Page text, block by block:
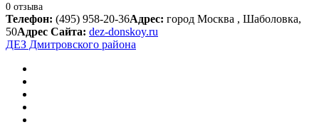
0 отзыва
Телефон: (495) 958-20-36Адрес: город Москва , Шаболовка,
50Адрес Сайта: dez-donskoy.ru
ДЕЗ Дмитровского района